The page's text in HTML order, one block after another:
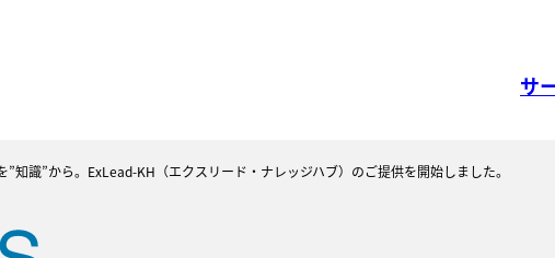
サ
”知識”から。ExLead-KH（エクスリード・ナレッジハブ）のご提供を開始しました。